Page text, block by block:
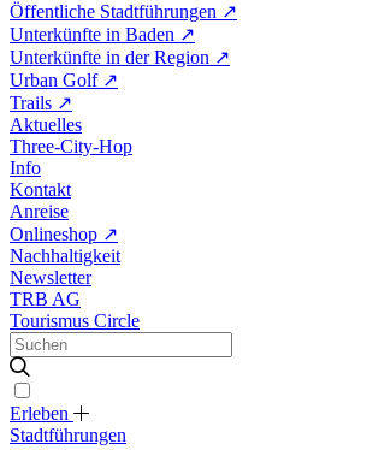
Öffentliche Stadtführungen ↗
Unterkünfte in Baden ↗
Unterkünfte in der Region ↗
Urban Golf ↗
Trails ↗
Aktuelles
Three-City-Hop
Info
Kontakt
Anreise
Onlineshop ↗
Nachhaltigkeit
Newsletter
TRB AG
Tourismus Circle
Erleben
Stadtführungen